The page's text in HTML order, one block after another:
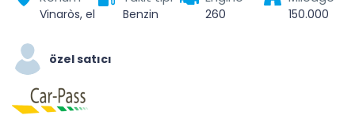
Benzin 260 150.000
özel satıcı